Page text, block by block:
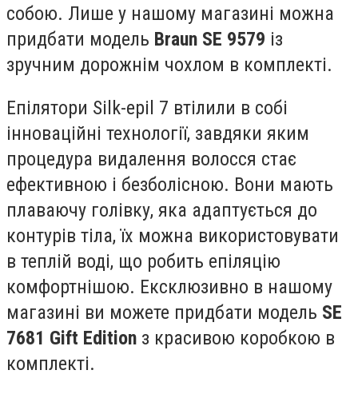
собою. Лише у нашому магазині можна
придбати модель Braun SE 9579 із
зручним дорожнім чохлом в комплекті.
Епілятори Silk-epil 7 втілили в собі
інноваційні технології, завдяки яким
процедура видалення волосся стає
ефективною і безболісною. Вони мають
плаваючу голівку, яка адаптується до
контурів тіла, їх можна використовувати
в теплій воді, що робить епіляцію
комфортнішою. Ексклюзивно в нашому
магазині ви можете придбати модель SE
7681 Gift Edition з красивою коробкою в
комплекті.